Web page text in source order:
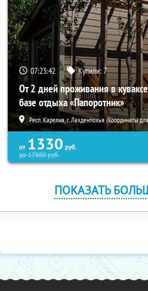
07:23:42 Купили:7
От 2 дней проживания в
базе отдыха «Папоротник»
Респ. Карелия, г. Лахденпохья (Координаты
от 1330 руб.
до17880руб.
ПОКАЗАТЬ